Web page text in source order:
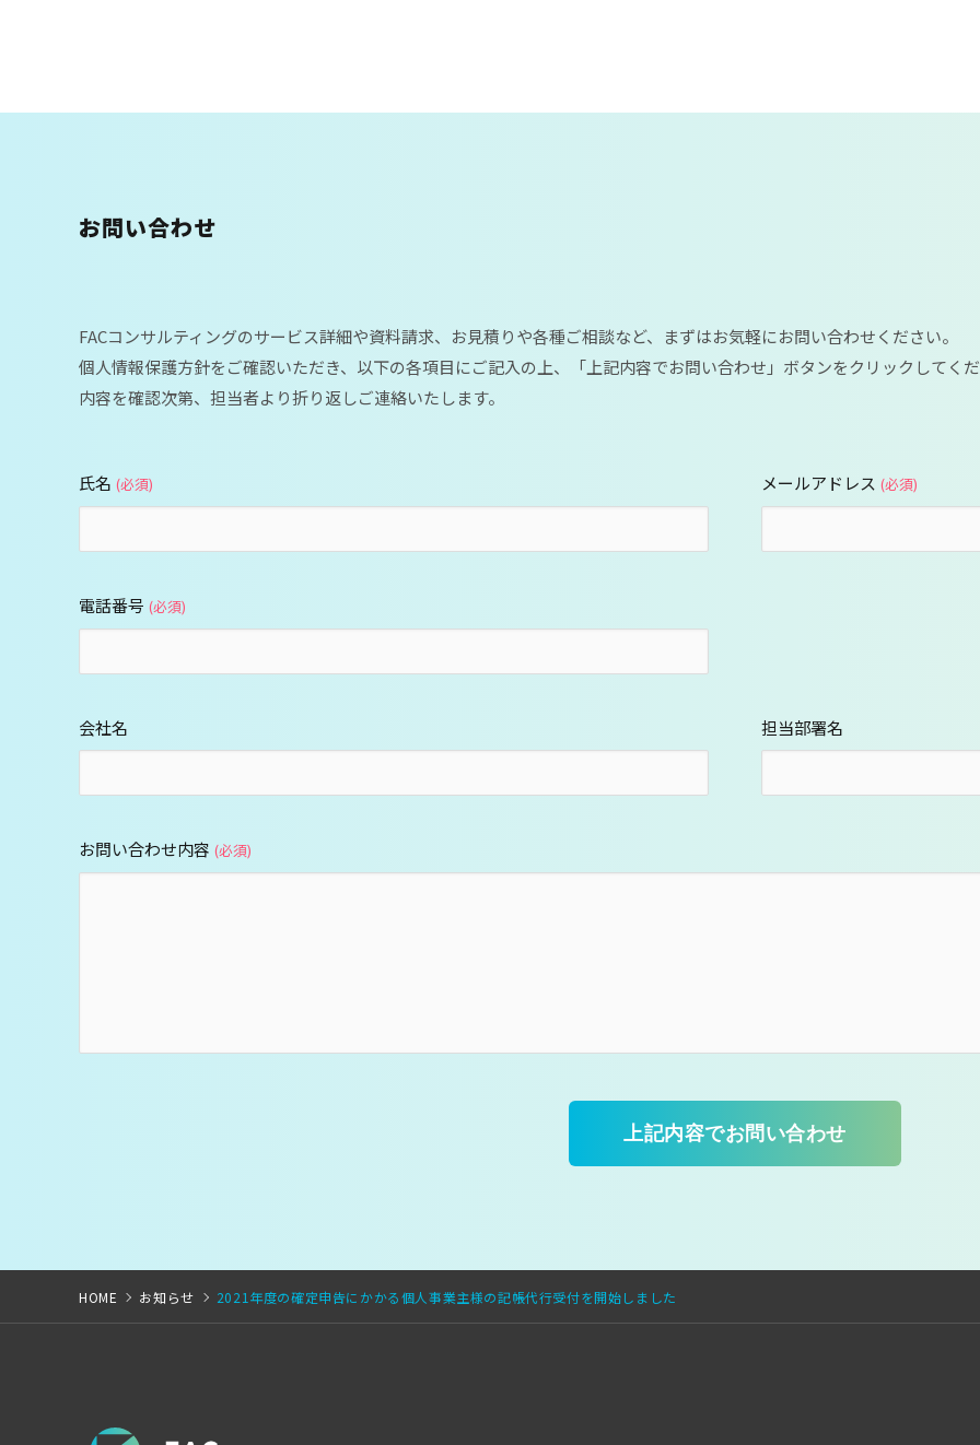
お問い合わせ
FACコンサルティングのサービス詳細や資料請求、お見積りや各種ご相談など、まずはお気軽にお問い合わせください。
個人情報保護方針をご確認いただき、以下の各項目にご記入の上、「上記内容でお問い合わせ」ボタンをクリックしてく
内容を確認次第、担当者より折り返しご連絡いたします。
氏名 (必須) メールアドレス (必須)
電話番号 (必須)
会社名 担当部署名
お問い合わせ内容 (必須)
HOME お知らせ 2021年度の確定申告にかかる個人事業主様の記帳代行受付を開始しました